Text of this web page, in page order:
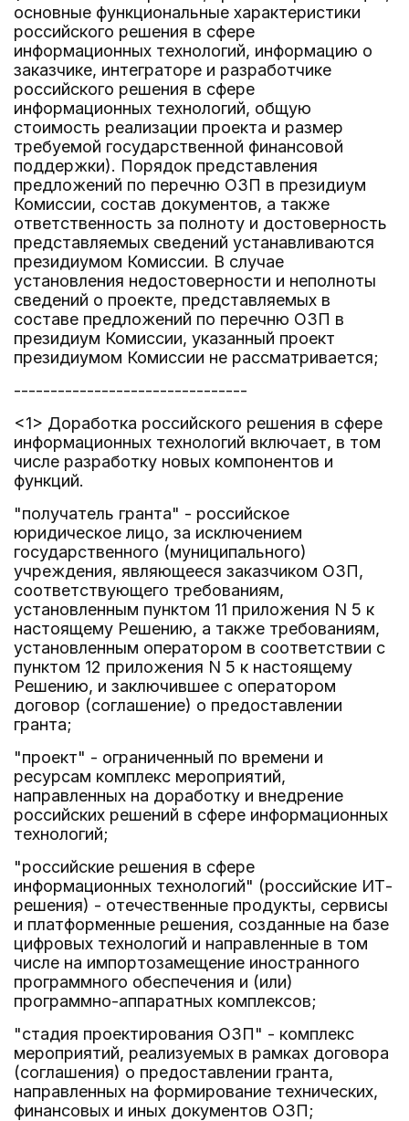
основные функциональные характеристики
российского решения в сфере
информационных технологий, информацию о
заказчике, интеграторе и разработчике
российского решения в сфере
информационных технологий, общую
стоимость реализации проекта и размер
требуемой государственной финансовой
поддержки). Порядок представления
предложений по перечню ОЗП в президиум
Комиссии, состав документов, а также
ответственность за полноту и достоверность
представляемых сведений устанавливаются
президиумом Комиссии. В случае
установления недостоверности и неполноты
сведений о проекте, представляемых в
составе предложений по перечню ОЗП в
президиум Комиссии, указанный проект
президиумом Комиссии не рассматривается;
--------------------------------
<1> Доработка российского решения в сфере
информационных технологий включает, в том
числе разработку новых компонентов и
функций.
"получатель гранта" - российское
юридическое лицо, за исключением
государственного (муниципального)
учреждения, являющееся заказчиком ОЗП,
соответствующего требованиям,
установленным пунктом 11 приложения N 5 к
настоящему Решению, а также требованиям,
установленным оператором в соответствии с
пунктом 12 приложения N 5 к настоящему
Решению, и заключившее с оператором
договор (соглашение) о предоставлении
гранта;
"проект" - ограниченный по времени и
ресурсам комплекс мероприятий,
направленных на доработку и внедрение
российских решений в сфере информационных
технологий;
"российские решения в сфере
информационных технологий" (российские ИТ-
решения) - отечественные продукты, сервисы
и платформенные решения, созданные на базе
цифровых технологий и направленные в том
числе на импортозамещение иностранного
программного обеспечения и (или)
программно-аппаратных комплексов;
"стадия проектирования ОЗП" - комплекс
мероприятий, реализуемых в рамках договора
(соглашения) о предоставлении гранта,
направленных на формирование технических,
финансовых и иных документов ОЗП;